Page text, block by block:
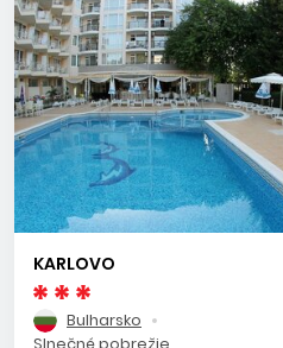
KARLOVO
Bulharsko